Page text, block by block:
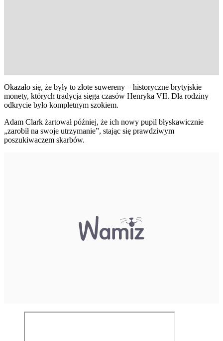
Okazało się, że były to złote suwereny – historyczne brytyjskie
monety, których tradycja sięga czasów Henryka VII. Dla rodziny
odkrycie było kompletnym szokiem.
Adam Clark żartował później, że ich nowy pupil błyskawicznie
„zarobił na swoje utrzymanie”, stając się prawdziwym
poszukiwaczem skarbów.